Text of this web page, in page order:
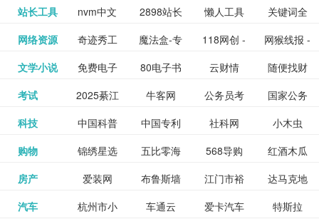
购票服
务。你可
和看过的
电影电视
剧，顺便
生成
大全 工具导航
目录网
证资讯网 网_南昌论
坛
园
精易论坛 更多>>
站长工具 nvm中文
网
2898站长
资源平台
懒人工具 关键词全
网指数查
询
SEO工具
- 站长之家
更多>>
网络资源 奇迹秀工
具箱-设计
师必备设
辅助神器
魔法盒-专
业的游戏
动画特效
118网创 -
创业项目
资源分享
网猴线报 -
一个简单
且纯粹的
网站
线报酷 -
专注线报
活动
更多>>
文学小说 免费电子
书下载
网,txt小说
80电子书
_八零电子
书_80txt_
云财情 随便找财
经网
钱如故 更多>>
考试 2025綦江
区中考志
愿填报系
牛客网 公务员考
试-中公教
育网
国家公务
员局
公务员考
试信息网
更多>>
科技 中国科普
博览
中国专利
信息网
社科网
小木虫
中国科学
院
更多>>
购物 锦绣星选
海淘
五比零海
淘网
568导购
网
红酒木瓜
靓汤官网
淘宝 更多>>
房产 爱装网 布鲁斯墙
纸
江门市裕
华墙纸
达马克地
产
格莱美墙 更多>>
汽车 杭州市小 车通云 爱卡汽车
特斯拉